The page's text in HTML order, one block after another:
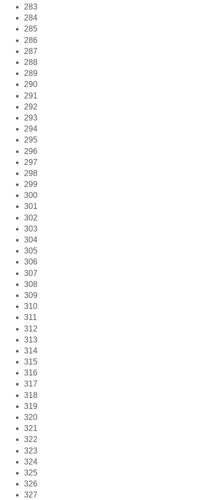
283
284
285
286
287
288
289
290
291
292
293
294
295
296
297
298
299
300
301
302
303
304
305
306
307
308
309
310
311
312
313
314
315
316
317
318
319
320
321
322
323
324
325
326
327